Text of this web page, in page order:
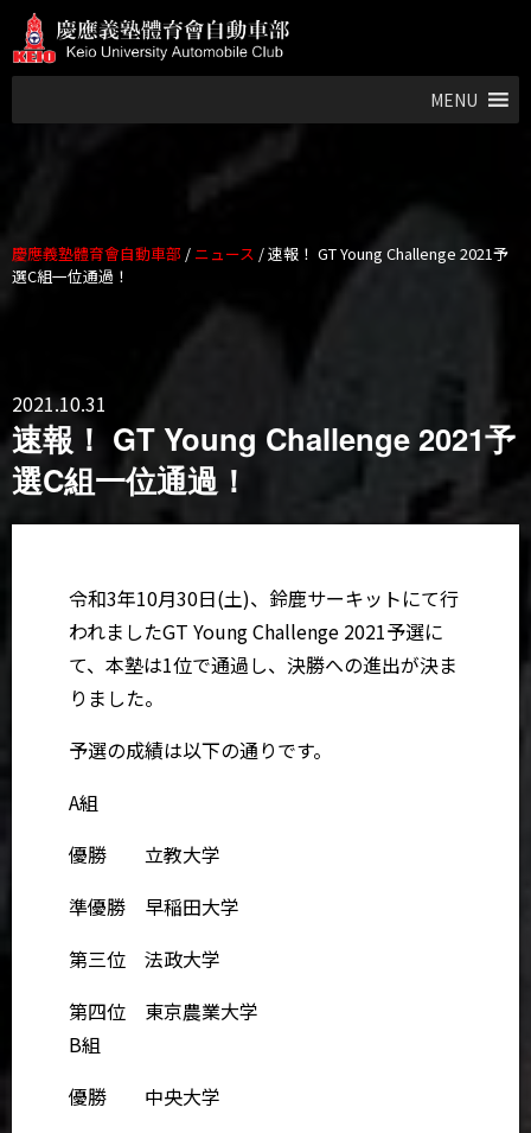
MENU
慶應義塾體育會自動車部 / ニュース /速報！ GT Young Challenge 2021予
選C組一位通過！
2021.10.31
速報！ GT Young Challenge 2021予
選C組一位通過！
令和3年10月30日(土)、鈴鹿サーキットにて行
われましたGT Young Challenge 2021予選に
て、本塾は1位で通過し、決勝への進出が決ま
りました。
予選の成績は以下の通りです。
A組
優勝 立教大学
準優勝 早稲田大学
第三位 法政大学
第四位 東京農業大学
B組
優勝 中央大学